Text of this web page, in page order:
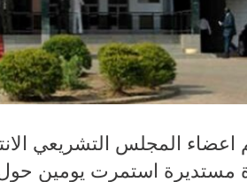
اعضاء المجلس التشريعي
مستديرة استمرت يومين حول